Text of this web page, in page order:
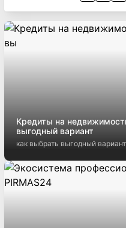
Кредиты на
выгодный вариант
как выбрать выгодный вариант